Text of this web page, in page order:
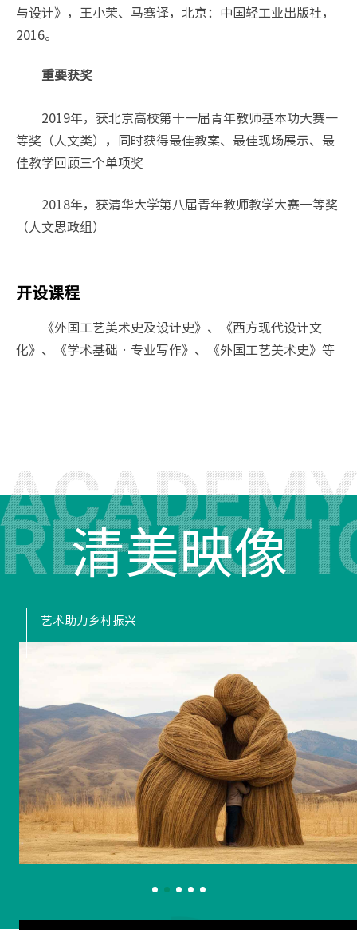
与设计》，王小茉、马骞译，北京：中国轻工业出版社，
2016。
重要获奖
2019年，获北京高校第十一届青年教师基本功大赛一
等奖（人文类），同时获得最佳教案、最佳现场展示、最
佳教学回顾三个单项奖
2018年，获清华大学第八届青年教师教学大赛一等奖
（人文思政组）
开设课程
《外国工艺美术史及设计史》、《西方现代设计文
化》、《学术基础•专业写作》、《外国工艺美术史》等
清美映像
艺术助力乡村振兴